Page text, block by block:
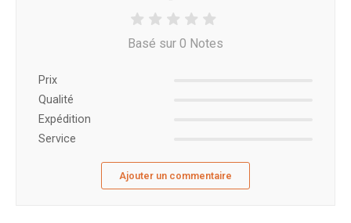
Basé sur 0 Notes
Prix ​​
Qualité
Expédition
Service
Ajouter un commentaire